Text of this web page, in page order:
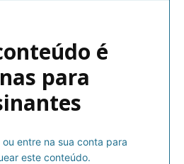
é
para
ou entre na sua conta para
este conteúdo.